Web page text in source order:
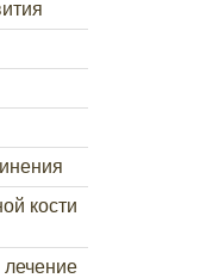
кости
лечение